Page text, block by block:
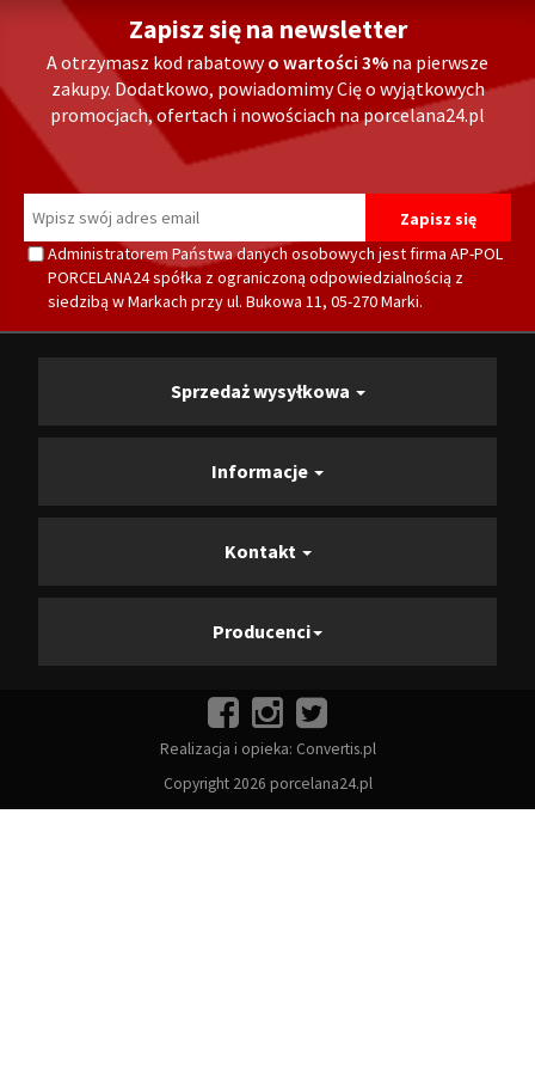
Zapisz się na newsletter
A otrzymasz kod rabatowyo wartości 3% na pierwsze
zakupy. Dodatkowo, powiadomimy Cię o wyjątkowych
promocjach, ofertach i nowościach na porcelana24.pl
Administratorem Państwa danych osobowych jest firma AP-POL
PORCELANA24 spółka z ograniczoną odpowiedzialnością z
siedzibą w Markach przy ul. Bukowa 11, 05-270 Marki.
Sprzedaż wysyłkowa
Informacje
Kontakt
Producenci
Realizacja i opieka: Convertis.pl
Copyright 2026 porcelana24.pl